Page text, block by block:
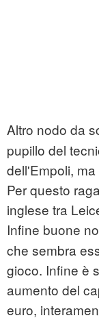
Altro nodo da
pupillo del
dell'Empoli,
Per questo
inglese tra
Infine buone
che sembra
gioco. Infine è
aumento del
euro,